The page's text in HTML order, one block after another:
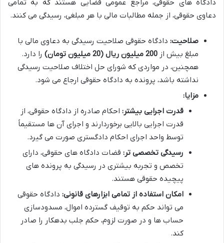
دادگاه های حقوقی، مراجع عمومی قضایی هستند که به تمامی
دعاوی حقوقی، از جمله مطالبات مالی با هر مبلغی، رسیدگی می کنند.
صلاحیت: دادگاه حقوقی صلاحیت رسیدگی به دعاوی مالی با
مبلغ بیش از 200 میلیون ریال (20 میلیون تومان)
را دارد.
همچنین، در مواردی که شورای حل اختلاف صلاحیت رسیدگی
نداشته باشد، پرونده به دادگاه حقوقی ارجاع می شود.
مزایا:
قدرت اجرایی بیشتر: احکام صادره از دادگاه حقوقی، از
قدرت اجرایی بالایی برخوردارند و اجرای آن ها مستقیماً
توسط واحد اجرای احکام دادگستری صورت می گیرد.
رسیدگی تخصصی تر: قضات دادگاه های حقوقی، دارای
تخصص و تجربه بیشتری در رسیدگی به پرونده های
پیچیده حقوقی هستند.
امکان استفاده از تمامی ابزارهای قانونی: دادگاه حقوقی
می تواند حکم به توقیف گسترده اموال، مسدودسازی
حساب ها و در صورت لزوم، حکم جلب بدهکار را صادر
کند.